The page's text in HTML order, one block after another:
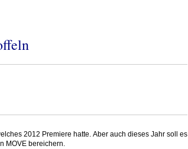
2012 Premiere hatte. Aber auch dieses Jahr soll es
MOVE bereichern.